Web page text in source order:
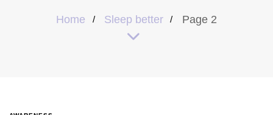
Home Sleep better Page 2